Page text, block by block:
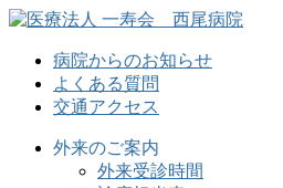
病院からのお知らせ
よくある質問
交通アクセス
外来のご案内
外来受診時間